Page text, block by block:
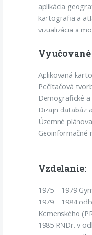
aplikácia
kartografia a
vizualizácia a
Aplikovaná
Počítačová
Demografické
Dizajn databáz
Územné
Geoinformačné
Vzdelanie:
1975 – 1979
1979 – 1984
Komenského
1985 RNDr. v